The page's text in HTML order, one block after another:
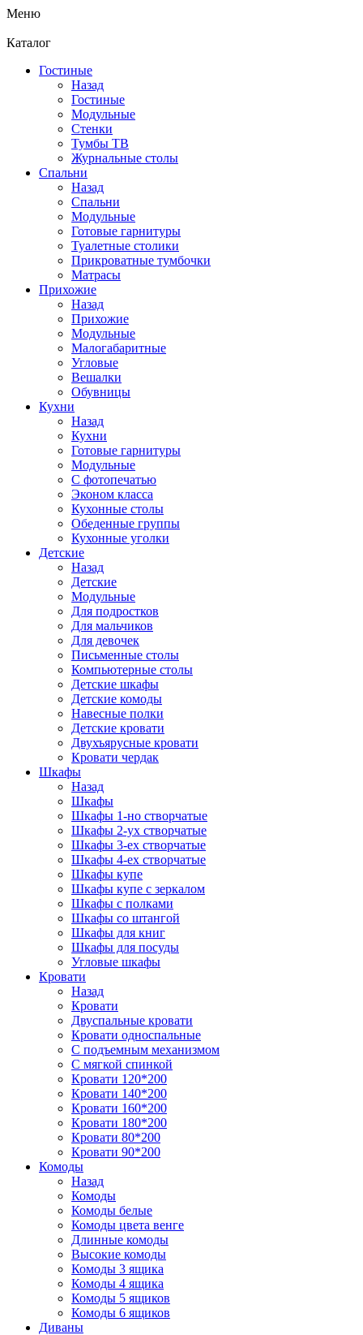
Меню
Каталог
Гостиные
Назад
Гостиные
Модульные
Стенки
Тумбы ТВ
Журнальные столы
Спальни
Назад
Спальни
Модульные
Готовые гарнитуры
Туалетные столики
Прикроватные тумбочки
Матрасы
Прихожие
Назад
Прихожие
Модульные
Малогабаритные
Угловые
Вешалки
Обувницы
Кухни
Назад
Кухни
Готовые гарнитуры
Модульные
С фотопечатью
Эконом класса
Кухонные столы
Обеденные группы
Кухонные уголки
Детские
Назад
Детские
Модульные
Для подростков
Для мальчиков
Для девочек
Письменные столы
Компьютерные столы
Детские шкафы
Детские комоды
Навесные полки
Детские кровати
Двухъярусные кровати
Кровати чердак
Шкафы
Назад
Шкафы
Шкафы 1-но створчатые
Шкафы 2-ух створчатые
Шкафы 3-ех створчатые
Шкафы 4-ех створчатые
Шкафы купе
Шкафы купе с зеркалом
Шкафы с полками
Шкафы со штангой
Шкафы для книг
Шкафы для посуды
Угловые шкафы
Кровати
Назад
Кровати
Двуспальные кровати
Кровати односпальные
С подъемным механизмом
С мягкой спинкой
Кровати 120*200
Кровати 140*200
Кровати 160*200
Кровати 180*200
Кровати 80*200
Кровати 90*200
Комоды
Назад
Комоды
Комоды белые
Комоды цвета венге
Длинные комоды
Высокие комоды
Комоды 3 ящика
Комоды 4 ящика
Комоды 5 ящиков
Комоды 6 ящиков
Диваны